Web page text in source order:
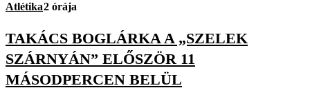
Atlétika2 órája
TAKÁCS BOGLÁRKA A „SZELEK
SZÁRNYÁN” ELŐSZÖR 11
MÁSODPERCEN BELÜL